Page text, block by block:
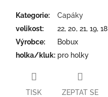
Kategorie:
Capáky
velikost:
22, 20, 21, 19, 18
Výrobce:
Bobux
holka/kluk: pro holky
TISK ZEPTAT SE